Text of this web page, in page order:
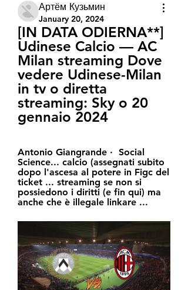
Артём Кузьмин
January 20, 2024
[IN DATA ODIERNA**]
Udinese Calcio — AC
Milan streaming Dove
vedere Udinese-Milan
in tv o diretta
streaming: Sky o 20
gennaio 2024
Antonio Giangrande ·  Social
Science... calcio (assegnati subito
dopo l'ascesa al potere in Figc del
ticket ... streaming se non si
possiedono i diritti (e fin qui) ma
anche che è illegale linkare ...